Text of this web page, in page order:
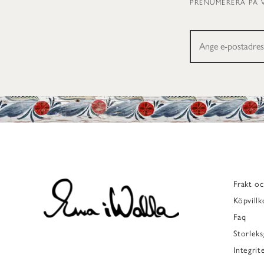
PRENUMERERA
Frakt
Faq